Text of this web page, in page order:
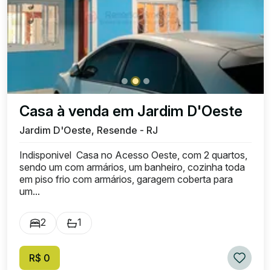
Casa à venda em Jardim D'Oeste
Jardim D'Oeste, Resende - RJ
Indisponivel Casa no Acesso Oeste, com 2 quartos,
sendo um com armários, um banheiro, cozinha toda
em piso frio com armários, garagem coberta para
um...
2 1
R$ 0